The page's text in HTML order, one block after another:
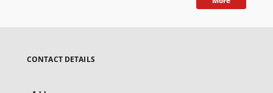
CONTACT DETAILS